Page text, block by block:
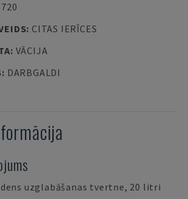
: CITAS IERĪCES
: VĀCIJA
: DARBGALDI
uzglabāšanas tvertne, 20 litri